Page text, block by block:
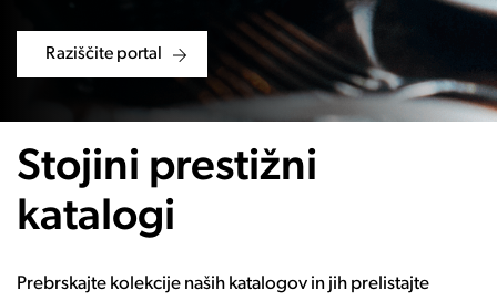
Raziščite portal
Stojini prestižni
katalogi
Prebrskajte kolekcije naših katalogov in jih prelistajte